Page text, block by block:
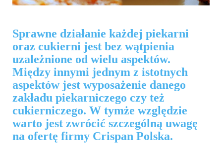
Sprawne działanie każdej piekarni
oraz cukierni jest bez wątpienia
uzależnione od wielu aspektów.
Między innymi jednym z istotnych
aspektów jest wyposażenie danego
zakładu piekarniczego czy też
cukierniczego. W tymże względzie
warto jest zwrócić szczególną uwagę
na ofertę firmy Crispan Polska.